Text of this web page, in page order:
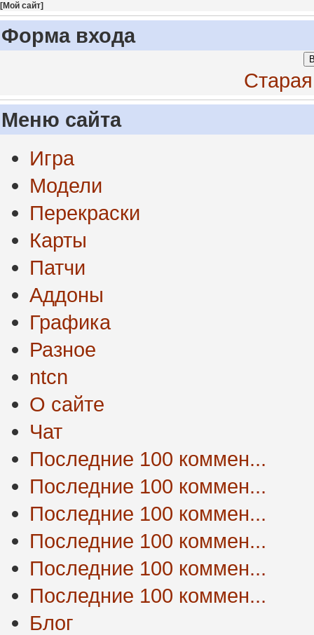
[Мой сайт]
Форма входа
Меню сайта
Игра
Модели
Перекраски
Карты
Патчи
Аддоны
Графика
Разное
ntcn
О сайте
Чат
Последние 100 коммен...
Последние 100 коммен...
Последние 100 коммен...
Последние 100 коммен...
Последние 100 коммен...
Последние 100 коммен...
Блог